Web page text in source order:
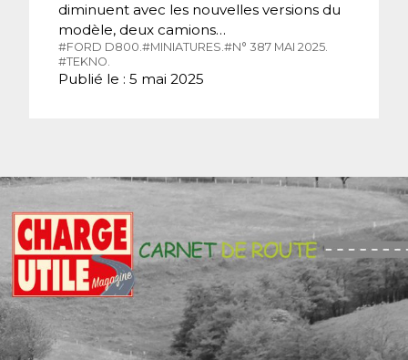
diminuent avec les nouvelles versions du
modèle, deux camions…
#FORD D800.#MINIATURES.#N° 387 MAI 2025.
#TEKNO.
Publié le : 5 mai 2025